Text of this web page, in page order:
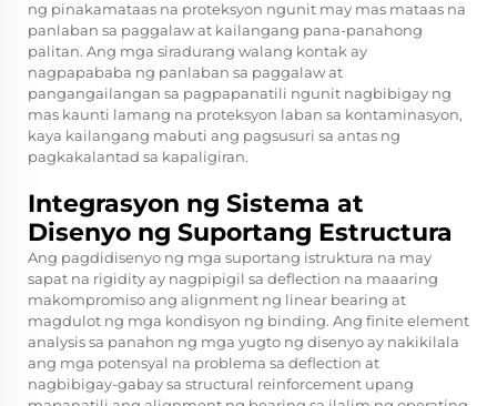
ng pinakamataas na proteksyon ngunit may mas mataas na
panlaban sa paggalaw at kailangang pana-panahong
palitan. Ang mga siradurang walang kontak ay
nagpapababa ng panlaban sa paggalaw at
pangangailangan sa pagpapanatili ngunit nagbibigay ng
mas kaunti lamang na proteksyon laban sa kontaminasyon,
kaya kailangang mabuti ang pagsusuri sa antas ng
pagkakalantad sa kapaligiran.
Integrasyon ng Sistema at
Disenyo ng Suportang Estructura
Ang pagdidisenyo ng mga suportang istruktura na may
sapat na rigidity ay nagpipigil sa deflection na maaaring
makompromiso ang alignment ng linear bearing at
magdulot ng mga kondisyon ng binding. Ang finite element
analysis sa panahon ng mga yugto ng disenyo ay nakikilala
ang mga potensyal na problema sa deflection at
nagbibigay-gabay sa structural reinforcement upang